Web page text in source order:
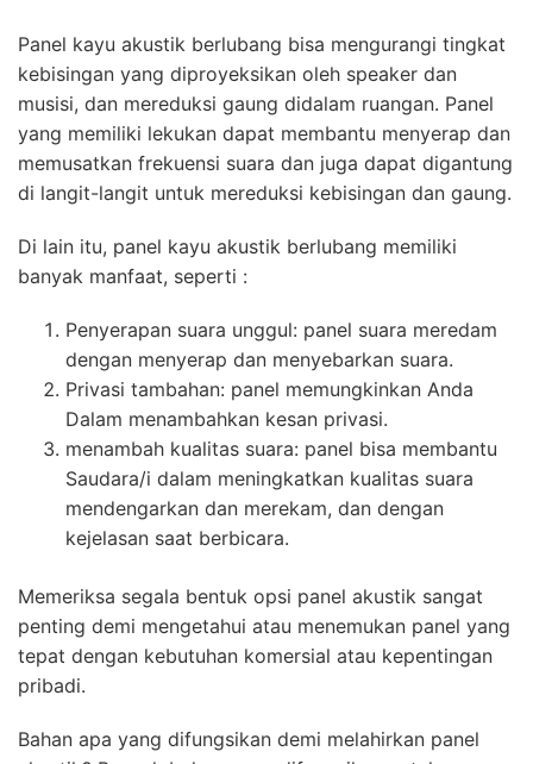
Panel kayu akustik berlubang bisa mengurangi tingkat
kebisingan yang diproyeksikan oleh speaker dan
musisi, dan mereduksi gaung didalam ruangan. Panel
yang memiliki lekukan dapat membantu menyerap dan
memusatkan frekuensi suara dan juga dapat digantung
di langit-langit untuk mereduksi kebisingan dan gaung.
Di lain itu, panel kayu akustik berlubang memiliki
banyak manfaat, seperti :
Penyerapan suara unggul: panel suara meredam
dengan menyerap dan menyebarkan suara.
Privasi tambahan: panel memungkinkan Anda
Dalam menambahkan kesan privasi.
menambah kualitas suara: panel bisa membantu
Saudara/i dalam meningkatkan kualitas suara
mendengarkan dan merekam, dan dengan
kejelasan saat berbicara.
Memeriksa segala bentuk opsi panel akustik sangat
penting demi mengetahui atau menemukan panel yang
tepat dengan kebutuhan komersial atau kepentingan
pribadi.
Bahan apa yang difungsikan demi melahirkan panel